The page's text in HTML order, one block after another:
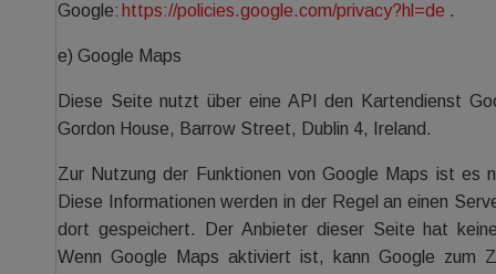
Google: https://policies.google.com/privacy?hl=de .
e) Google Maps
Diese Seite nutzt über eine API den Kartendienst
Gordon House, Barrow Street, Dublin 4, Ireland.
Zur Nutzung der Funktionen von Google Maps ist es
Diese Informationen werden in der Regel an einen
dort gespeichert. Der Anbieter dieser Seite hat
Wenn Google Maps aktiviert ist, kann Google zum